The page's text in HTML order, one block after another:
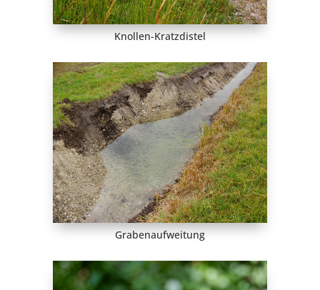
Knollen-Kratzdistel
Grabenaufweitung